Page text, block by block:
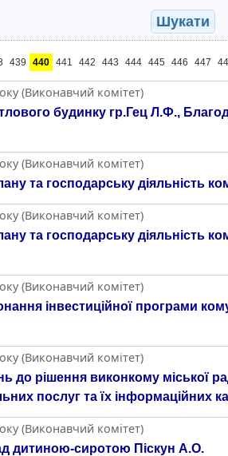
Шукати
439 440 441 442 443 444 445 446 447
(Виконавчий комітет)
будинку гр.Гец Л.Ф.,
(Виконавчий комітет)
та господарську діяльність
(Виконавчий комітет)
та господарську діяльність
(Виконавчий комітет)
інвестиційної програми
(Виконавчий комітет)
до рішення виконкому міської
послуг та їх інформаційних
(Виконавчий комітет)
дитиною-сиротою Піскун А.О.